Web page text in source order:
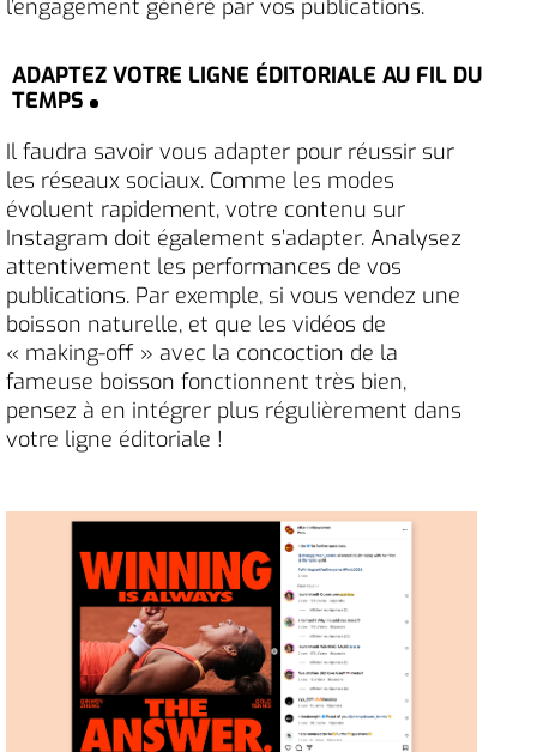
l’engagement généré par vos publications.
ADAPTEZ VOTRE LIGNE ÉDITORIALE AU FIL DU
TEMPS
Il faudra savoir vous adapter pour réussir sur
les réseaux sociaux. Comme les modes
évoluent rapidement, votre contenu sur
Instagram doit également s’adapter. Analysez
attentivement les performances de vos
publications. Par exemple, si vous vendez une
boisson naturelle, et que les vidéos de
« making-off » avec la concoction de la
fameuse boisson fonctionnent très bien,
pensez à en intégrer plus régulièrement dans
votre ligne éditoriale !